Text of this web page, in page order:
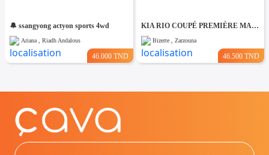
🔔 ssangyong actyon sports 4wd
Ariana , Riadh Andalous
46.000 TND
KIA RIO COUPÉ PREMIÈRE MAIN TRÈS PROPRE
Bizerte , Zarzouna
46.500 TND